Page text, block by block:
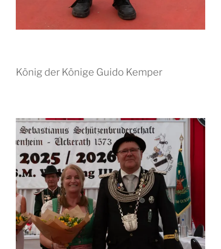
König der Könige Guido Kemper